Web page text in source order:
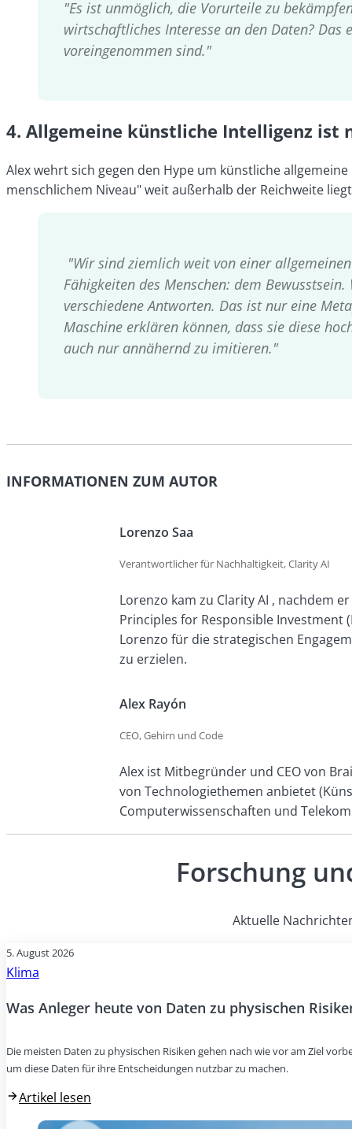
"Es ist unmöglich, die Vorurteile zu
wirtschaftliches Interesse an den Daten?
voreingenommen sind."
4. Allgemeine künstliche Intelligenz ist
Alex wehrt sich gegen den Hype um künstliche
menschlichem Niveau" weit außerhalb der Reichweite
"Wir sind ziemlich weit von einer
Fähigkeiten des Menschen: dem
verschiedene Antworten. Das ist nur eine
Maschine erklären können, dass sie diese
auch nur annähernd zu imitieren."
INFORMATIONEN ZUM AUTOR
Lorenzo Saa
Verantwortlicher für Nachhaltigkeit, Clarity AI
Lorenzo kam zu Clarity AI , nachdem
Principles for Responsible Investment
Lorenzo für die strategischen
zu erzielen.
Alex Rayón
CEO, Gehirn und Code
Alex ist Mitbegründer und CEO von
von Technologiethemen anbietet
Computerwissenschaften und
Forschung
Aktuelle
5. August 2026
Klima
Was Anleger heute von Daten zu physischen
Die meisten Daten zu physischen Risiken gehen nach wie vor am Ziel
um diese Daten für ihre Entscheidungen nutzbar zu machen.
Artikel lesen